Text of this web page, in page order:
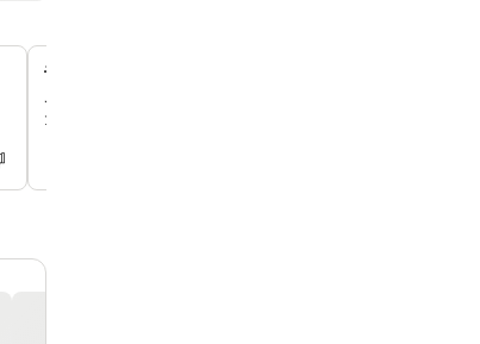
モダンな24時間フィットネスセンター
ご滞在中も運動習慣を維持できるよう、設備の整ったフ
ターを24時間いつでもご利用いただけます。